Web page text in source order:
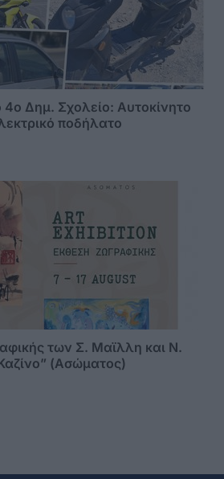
Δημ. Σχολείο: Αυτοκίνητο
ποδήλατο
των Σ. Μαϊλλη και Ν.
(Ασώματος)